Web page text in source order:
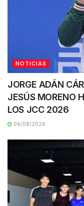
NOTICIAS
JORGE ADÁN
JESÚS MORENO
LOS JCC 2026
06/08/2026